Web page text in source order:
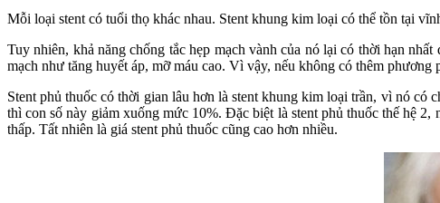
Mỗi loại stent có tuổi thọ khác nhau. Stent khung kim loại có thể tồn tại
Tuy nhiên, khả năng chống tắc hẹp mạch vành của nó lại có thời hạn
mạch như tăng huyết áp, mỡ máu cao. Vì vậy, nếu không có thêm
Stent phủ thuốc có thời gian lâu hơn là stent khung kim loại trần, vì nó có
thì con số này giảm xuống mức 10%. Đặc biệt là stent phủ thuốc thế hệ
thấp. Tất nhiên là giá stent phủ thuốc cũng cao hơn nhiều.